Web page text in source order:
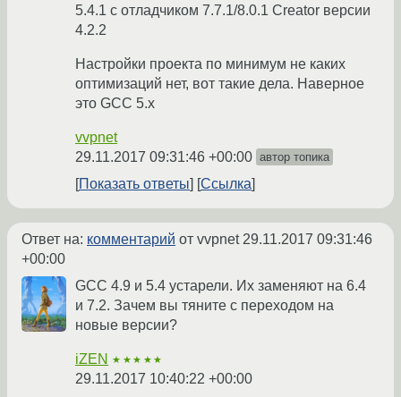
5.4.1 с отладчиком 7.7.1/8.0.1 Creator версии
4.2.2
Настройки проекта по минимум не каких
оптимизаций нет, вот такие дела. Наверное
это GCC 5.x
vvpnet
29.11.2017 09:31:46 +00:00 автор топика
Показать ответы Ссылка
Ответ на: комментарий от vvpnet29.11.2017 09:31:46
+00:00
GCC 4.9 и 5.4 устарели. Их заменяют на 6.4
и 7.2. Зачем вы тяните с переходом на
новые версии?
iZEN ★★★★★
29.11.2017 10:40:22 +00:00